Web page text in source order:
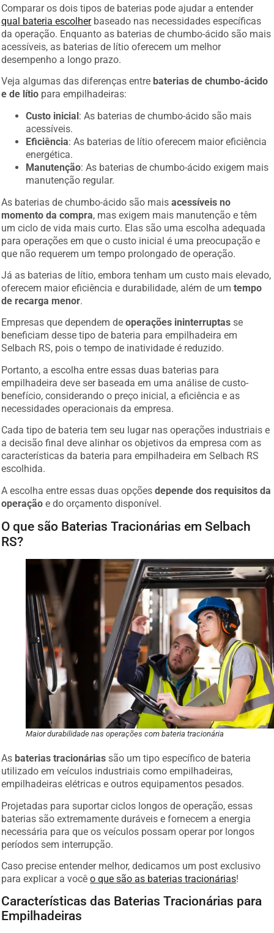
Comparar os dois tipos de baterias pode ajudar a entender
qual bateria escolherbaseado nas necessidades específicas
da operação. Enquanto as baterias de chumbo-ácido são mais
acessíveis, as baterias de lítio oferecem um melhor
desempenho a longo prazo.
Veja algumas das diferenças entre baterias de chumbo-ácido
e de lítio para empilhadeiras:
Custo inicial: As baterias de chumbo-ácido são mais
acessíveis.
Eficiência: As baterias de lítio oferecem maior eficiência
energética.
Manutenção: As baterias de chumbo-ácido exigem mais
manutenção regular.
As baterias de chumbo-ácido são maisacessíveis no
momento da compra, mas exigem mais manutenção e têm
um ciclo de vida mais curto. Elas são uma escolha adequada
para operações em que o custo inicial é uma preocupação e
que não requerem um tempo prolongado de operação.
Já as baterias de lítio, embora tenham um custo mais elevado,
oferecem maior eficiência e durabilidade, além de umtempo
de recarga menor.
Empresas que dependem deoperações ininterruptas se
beneficiam desse tipo de bateria para empilhadeira em
Selbach RS, pois o tempo de inatividade é reduzido.
Portanto, a escolha entre essas duas baterias para
empilhadeira deve ser baseada em uma análise de custo-
benefício, considerando o preço inicial, a eficiência e as
necessidades operacionais da empresa.
Cada tipo de bateria tem seu lugar nas operações industriais e
a decisão final deve alinhar os objetivos da empresa com as
características da bateria para empilhadeira em Selbach RS
escolhida.
A escolha entre essas duas opçõesdepende dos requisitos da
operação e do orçamento disponível.
O que são Baterias Tracionárias em Selbach
RS?
Maior durabilidade nas operações com bateria tracionária
As baterias tracionárias são um tipo específico de bateria
utilizado em veículos industriais como empilhadeiras,
empilhadeiras elétricas e outros equipamentos pesados.
Projetadas para suportar ciclos longos de operação, essas
baterias são extremamente duráveis e fornecem a energia
necessária para que os veículos possam operar por longos
períodos sem interrupção.
Caso precise entender melhor, dedicamos um post exclusivo
para explicar a vocêo que são as baterias tracionárias!
Características das Baterias Tracionárias para
Empilhadeiras